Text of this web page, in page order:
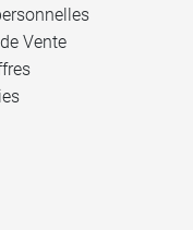
Vente